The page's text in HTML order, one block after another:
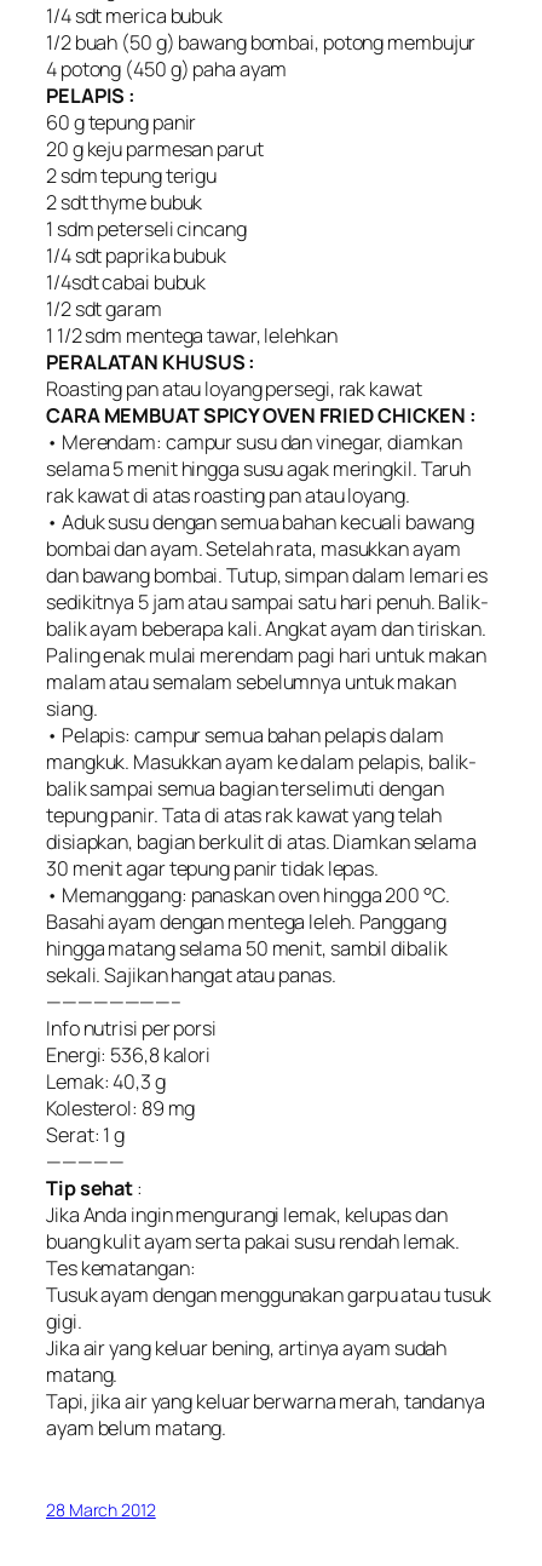
1/4 sdt merica bubuk
1/2 buah (50 g) bawang bombai, potong membujur
4 potong (450 g) paha ayam
PELAPIS :
60 g tepung panir
20 g keju parmesan parut
2 sdm tepung terigu
2 sdt thyme bubuk
1 sdm peterseli cincang
1/4 sdt paprika bubuk
1/4sdt cabai bubuk
1/2 sdt garam
1 1/2 sdm mentega tawar, lelehkan
PERALATAN KHUSUS :
Roasting pan atau loyang persegi, rak kawat
CARA MEMBUAT SPICY OVEN FRIED CHICKEN :
• Merendam: campur susu dan vinegar, diamkan
selama 5 menit hingga susu agak meringkil. Taruh
rak kawat di atas roasting pan atau loyang.
• Aduk susu dengan semua bahan kecuali bawang
bombai dan ayam. Setelah rata, masukkan ayam
dan bawang bombai. Tutup, simpan dalam lemari es
sedikitnya 5 jam atau sampai satu hari penuh. Balik-
balik ayam beberapa kali. Angkat ayam dan tiriskan.
Paling enak mulai merendam pagi hari untuk makan
malam atau semalam sebelumnya untuk makan
siang.
• Pelapis: campur semua bahan pelapis dalam
mangkuk. Masukkan ayam ke dalam pelapis, balik-
balik sampai semua bagian terselimuti dengan
tepung panir. Tata di atas rak kawat yang telah
disiapkan, bagian berkulit di atas. Diamkan selama
30 menit agar tepung panir tidak lepas.
• Memanggang: panaskan oven hingga 200 °C.
Basahi ayam dengan mentega leleh. Panggang
hingga matang selama 50 menit, sambil dibalik
sekali. Sajikan hangat atau panas.
————————–
Info nutrisi per porsi
Energi: 536,8 kalori
Lemak: 40,3 g
Kolesterol: 89 mg
Serat: 1 g
—————
Tip sehat:
Jika Anda ingin mengurangi lemak, kelupas dan
buang kulit ayam serta pakai susu rendah lemak.
Tes kematangan:
Tusuk ayam dengan menggunakan garpu atau tusuk
gigi.
Jika air yang keluar bening, artinya ayam sudah
matang.
Tapi, jika air yang keluar berwarna merah, tandanya
ayam belum matang.
28 March 2012